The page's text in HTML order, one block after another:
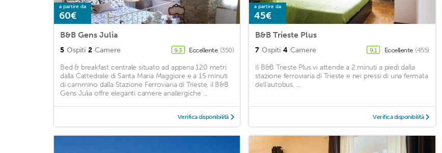
a partire da
60€
B&B Gens Julia
5 Ospiti 2 Camere 9,3 Eccellente (350)
Bed & breakfast centrale situato ad appena 120 metri
dalla Cattedrale di Santa Maria Maggiore e a 15 minuti
di cammino dalla Stazione Ferroviaria di Trieste, il B&B
Gens Julia offre eleganti camere anallergiche ...
Verifica disponibilità
a partire da
45€
B&B Trieste Plus
7 Ospiti 4 Camere 9,1 Eccellente (455)
Il B&B Trieste Plus vi attende a 2 minuti a piedi dalla
stazione ferroviaria di Trieste e nei pressi di una fermata
dell'autobus. ...
Verifica disponibilità